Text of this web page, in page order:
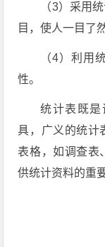
（3）采用
目，使人一目了然
（4）利用
性。
统计表既是
具，广义的统计
表格，如调查表
供统计资料的重